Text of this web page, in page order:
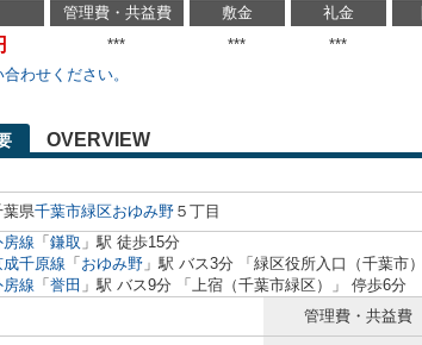
管理費・共益費 敷金 礼金
*** *** ***
わせください。
OVERVIEW
葉県千葉市緑区おゆみ野 ５丁目
房線 「 鎌取 」駅 徒歩15分
成千原線 「 おゆみ野 」駅 バス3分 「緑区役所入口（千葉市
房線 「 誉田 」駅 バス9分 「上宿（千葉市緑区）」 停歩6分
管理費・共益費